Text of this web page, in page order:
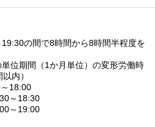
19:30の間で8時間から8時間半程度を
（1か月単位）の変形労働時
内）
18:00